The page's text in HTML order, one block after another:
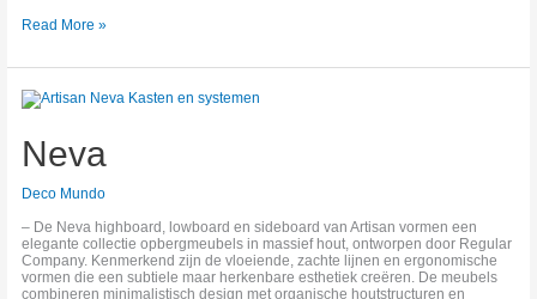
Read More »
Neva
Deco Mundo
– De Neva highboard, lowboard en sideboard van Artisan vormen een
elegante collectie opbergmeubels in massief hout, ontworpen door Regular
Company. Kenmerkend zijn de vloeiende, zachte lijnen en ergonomische
vormen die een subtiele maar herkenbare esthetiek creëren. De meubels
combineren minimalistisch design met organische houtstructuren en
Neva